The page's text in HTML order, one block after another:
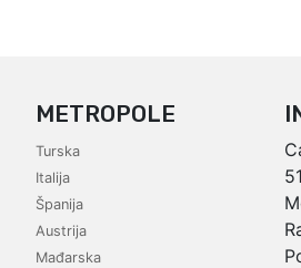
METROPOLE
Turska
Italija
Španija
Austrija
Mađarska